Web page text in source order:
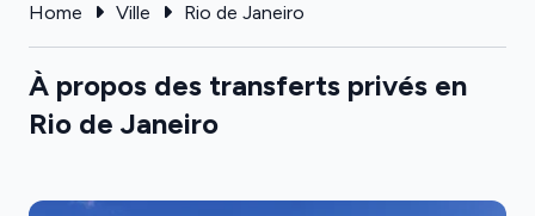
Home Ville Rio de Janeiro
À propos des transferts privés en
Rio de Janeiro